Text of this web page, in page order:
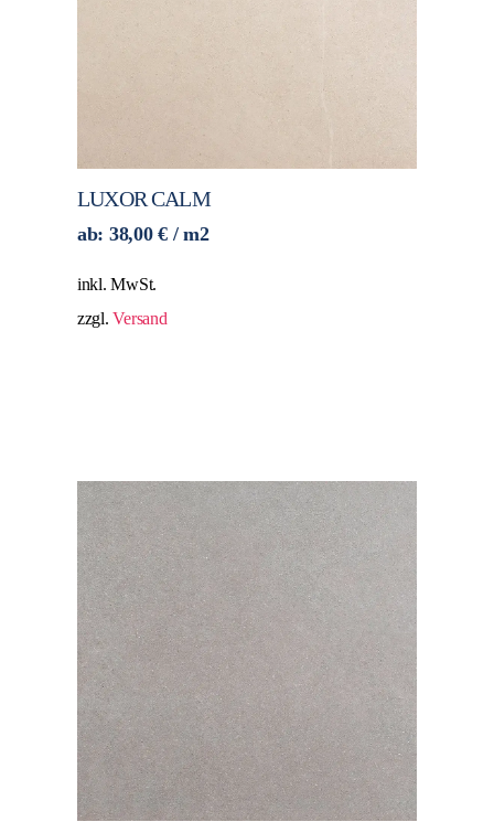
LUXOR CALM
ab: 38,00€ / m2
inkl. MwSt.
zzgl.Versand